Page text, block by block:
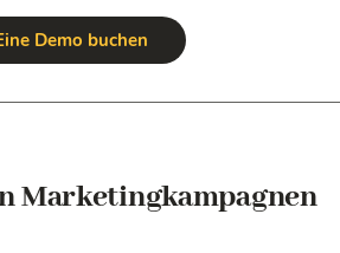
Demo buchen
Marketingkampagnen